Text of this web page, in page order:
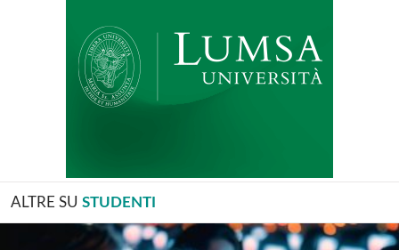
ALTRE SU STUDENTI